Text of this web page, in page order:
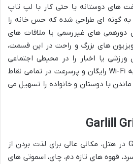
های دوستانه یا حتی کار با لپ تاپ
به گونه ای طراحی شده که حس خانه را
دورهمی های غیررسمی یا ملاقات های
های بزرگ و راحت در این قسمت،
ورزشی یا اخبار را در محیطی اجتماعی
فراهم می سازد. دسترسی به Wi-Fi رایگان و پرسرعت در تمامی نقاط
ماندن با دوستان و خانواده را تسهیل می
کافی شاپ و بار Garlill Grill در هتل، مکانی عالی برای لذت بردن از
قهوه های تازه دم، چای، اسموتی های